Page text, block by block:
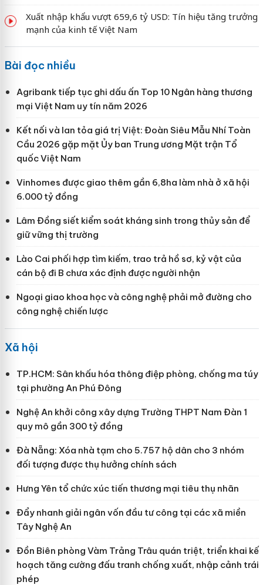
Xuất nhập khẩu vượt 659,6 tỷ USD: Tín hiệu tăng trưởng
mạnh của kinh tế Việt Nam
Bài đọc nhiều
Agribank tiếp tục ghi dấu ấn Top 10 Ngân hàng thương
mại Việt Nam uy tín năm 2026
Kết nối và lan tỏa giá trị Việt: Đoàn Siêu Mẫu Nhí Toàn
Cầu 2026 gặp mặt Ủy ban Trung ương Mặt trận Tổ
quốc Việt Nam
Vinhomes được giao thêm gần 6,8ha làm nhà ở xã hội
6.000 tỷ đồng
Lâm Đồng siết kiểm soát kháng sinh trong thủy sản để
giữ vững thị trường
Lào Cai phối hợp tìm kiếm, trao trả hồ sơ, kỷ vật của
cán bộ đi B chưa xác định được người nhận
Ngoại giao khoa học và công nghệ phải mở đường cho
công nghệ chiến lược
Xã hội
TP.HCM: Sân khấu hóa thông điệp phòng, chống ma túy
tại phường An Phú Đông
Nghệ An khởi công xây dựng Trường THPT Nam Đàn 1
quy mô gần 300 tỷ đồng
Đà Nẵng: Xóa nhà tạm cho 5.757 hộ dân cho 3 nhóm
đối tượng được thụ hưởng chính sách
Hưng Yên tổ chức xúc tiến thương mại tiêu thụ nhãn
Đẩy nhanh giải ngân vốn đầu tư công tại các xã miền
Tây Nghệ An
Đồn Biên phòng Vàm Trảng Trâu quán triệt, triển khai kế
hoạch tăng cường đấu tranh chống xuất, nhập cảnh trái
phép